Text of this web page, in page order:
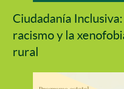
Ciudadanía
racismo y la
rural